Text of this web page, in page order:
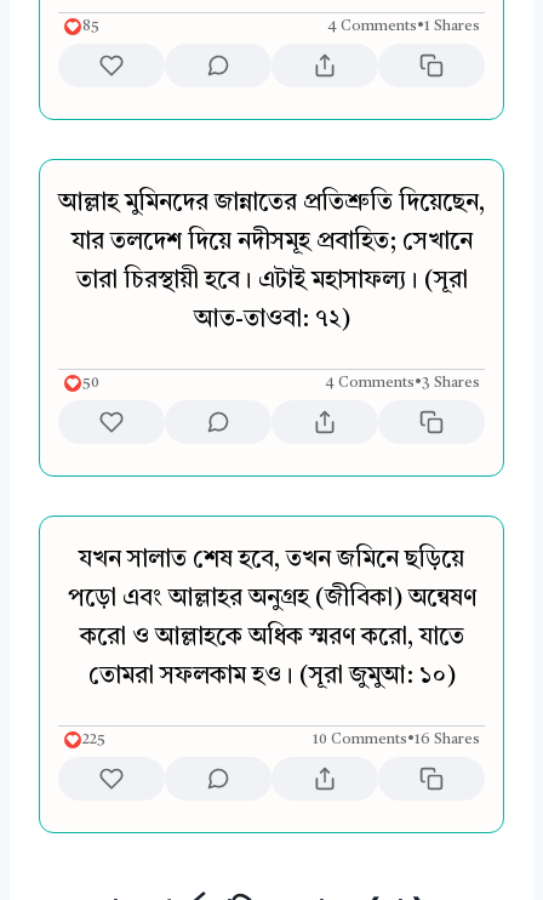
85 4 Comments•1 Shares
আল্লাহ মুমিনদের জান্নাতের প্রতিশ্রুতি দিয়েছেন,
যার তলদেশ দিয়ে নদীসমূহ প্রবাহিত; সেখানে
তারা চিরস্থায়ী হবে। এটাই মহাসাফল্য। (সূরা
আত-তাওবা: ৭২)
50 4 Comments•3 Shares
যখন সালাত শেষ হবে, তখন জমিনে ছড়িয়ে
পড়ো এবং আল্লাহর অনুগ্রহ (জীবিকা) অন্বেষণ
করো ও আল্লাহকে অধিক স্মরণ করো, যাতে
তোমরা সফলকাম হও। (সূরা জুমুআ: ১০)
225 10 Comments•16 Shares